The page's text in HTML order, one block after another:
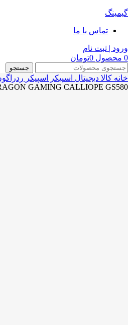
گیمینگ
تماس با ما
ورود | ثبت نام
0 محصول 0تومان
جستجو
خانه کالا دیجیتال اسپیکر اسپیکر
GAMING CALLIOPE GS580